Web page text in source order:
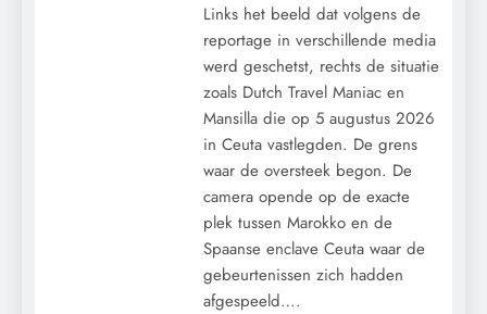
Links het beeld dat volgens de
reportage in verschillende media
werd geschetst, rechts de situatie
zoals Dutch Travel Maniac en
Mansilla die op 5 augustus 2026
in Ceuta vastlegden. De grens
waar de oversteek begon. De
camera opende op de exacte
plek tussen Marokko en de
Spaanse enclave Ceuta waar de
gebeurtenissen zich hadden
afgespeeld….